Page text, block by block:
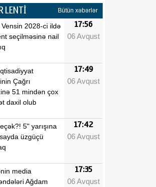
LENTİ Bütün xəbərlər
2028-ci ildə
seçilməsinə nail
17:56
06 Avqust
Çağrı
51 mindən çox
daxil olub
17:49
06 Avqust
5" yarışına
üzgüçü
17:42
06 Avqust
media
Ağdam
17:35
06 Avqust